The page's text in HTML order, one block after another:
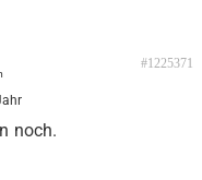
#1225371
noch.